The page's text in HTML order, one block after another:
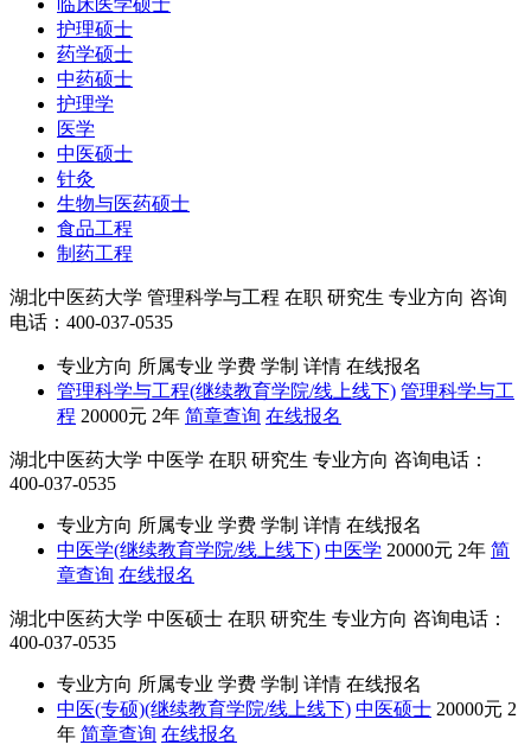
护理硕士
药学硕士
中药硕士
护理学
医学
中医硕士
针灸
生物与医药硕士
食品工程
制药工程
湖北中医药大学 管理科学与工程 在职 研究生 专业方向 咨询
电话：400-037-0535
专业方向 所属专业 学费 学制 详情 在线报名
管理科学与工程(继续教育学院/线上线下) 管理科学与工
程 20000元 2年 简章查询 在线报名
湖北中医药大学 中医学 在职 研究生 专业方向 咨询电话：
400-037-0535
专业方向 所属专业 学费 学制 详情 在线报名
中医学(继续教育学院/线上线下) 中医学 20000元 2年 简
章查询 在线报名
湖北中医药大学 中医硕士 在职 研究生 专业方向 咨询电话：
400-037-0535
专业方向 所属专业 学费 学制 详情 在线报名
中医(专硕)(继续教育学院/线上线下) 中医硕士 20000元 2
年 简章查询 在线报名